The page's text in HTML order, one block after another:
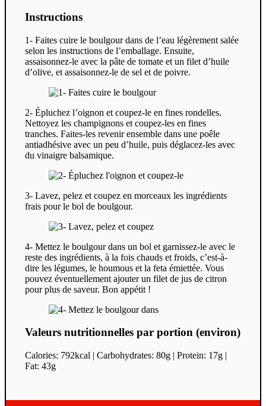
Instructions
1- Faites cuire le boulgour dans de l’eau légèrement salée
selon les instructions de l’emballage. Ensuite,
assaisonnez-le avec la pâte de tomate et un filet d’huile
d’olive, et assaisonnez-le de sel et de poivre.
2- Épluchez l’oignon et coupez-le en fines rondelles.
Nettoyez les champignons et coupez-les en fines
tranches. Faites-les revenir ensemble dans une poêle
antiadhésive avec un peu d’huile, puis déglacez-les avec
du vinaigre balsamique.
3- Lavez, pelez et coupez en morceaux les ingrédients
frais pour le bol de boulgour.
4- Mettez le boulgour dans un bol et garnissez-le avec le
reste des ingrédients, à la fois chauds et froids, c’est-à-
dire les légumes, le houmous et la feta émiettée. Vous
pouvez éventuellement ajouter un filet de jus de citron
pour plus de saveur. Bon appétit !
Valeurs nutritionnelles par portion (environ)
Calories: 792kcal | Carbohydrates: 80g | Protein: 17g |
Fat: 43g